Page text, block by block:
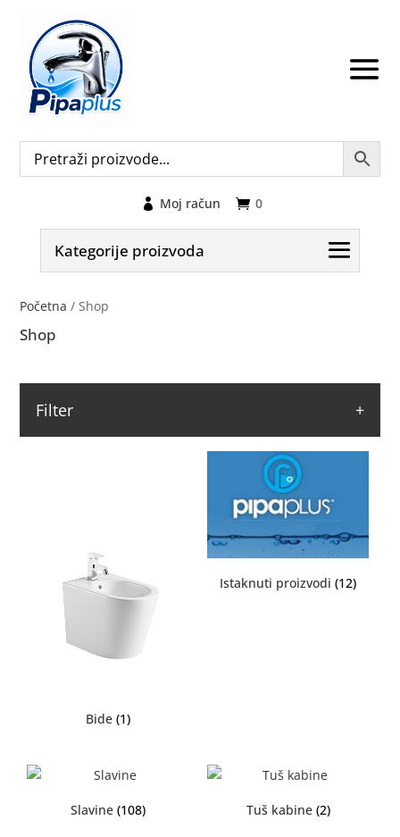
0
Moj račun
Kategorije proizvoda
Početna / Shop
Shop
Bide(1)
Istaknuti proizvodi(12)
Slavine(108) Tuš kabine (2)
Filter